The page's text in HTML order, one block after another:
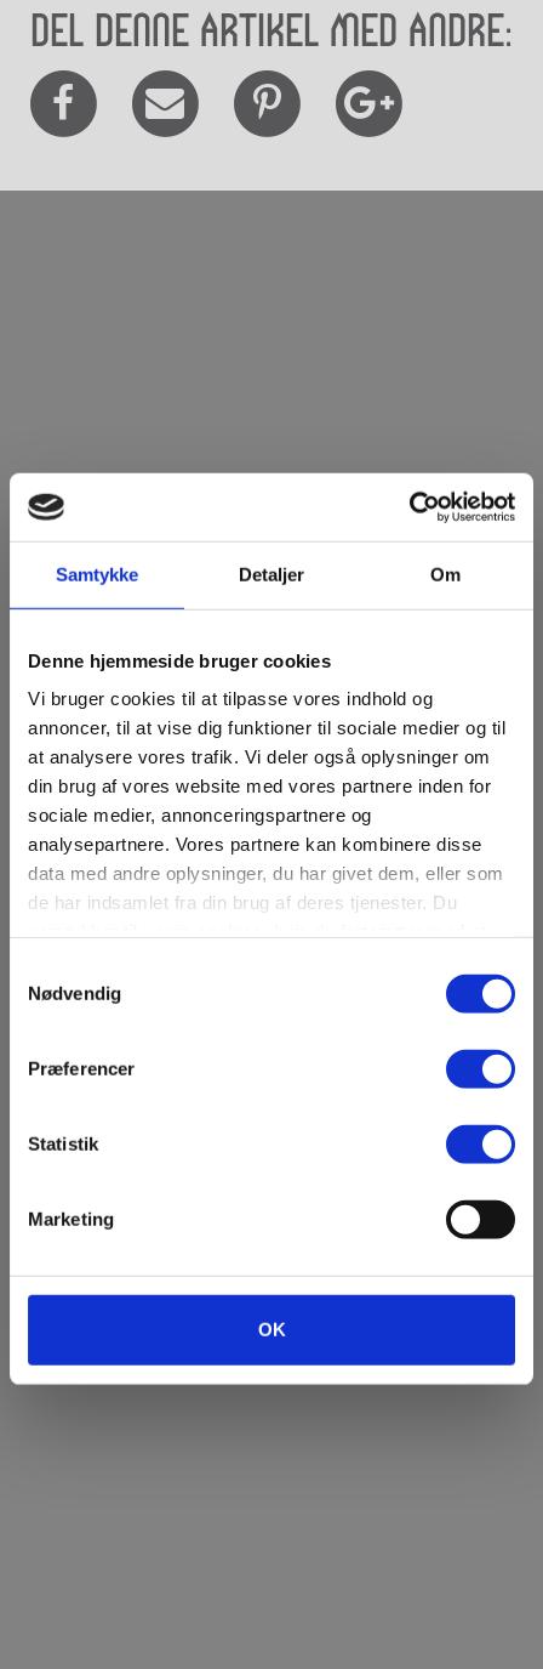
Samtykke Detaljer Om
Denne hjemmeside bruger cookies
Vi bruger cookies til at tilpasse vores indhold og
annoncer, til at vise dig funktioner til sociale medier og til
at analysere vores trafik. Vi deler også oplysninger om
din brug af vores website med vores partnere inden for
sociale medier, annonceringspartnere og
analysepartnere. Vores partnere kan kombinere disse
data med andre oplysninger, du har givet dem, eller som
de har indsamlet fra din brug af deres tjenester. Du
Nødvendig
Præferencer
Statistik
Marketing
OK
midlertidige ændringer efter
Lokalhistorisk Arkiv Viborg holder i
øjeblikket forlænget sommerlukket i
300 skeletter spænder ben
for Museum Wibergis
Del denne artikel med andre: